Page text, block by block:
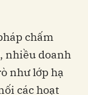
chấm
nhiều doanh
như lớp hạ
các hoạt